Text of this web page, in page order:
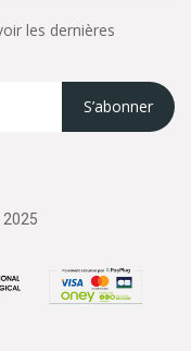
les dernières
S’abonner